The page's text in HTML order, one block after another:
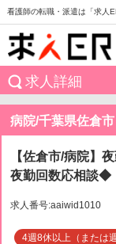
看護師の転職・派遣は「求人
求人詳細
病院/千葉県佐倉市
【佐倉市/病院】
夜勤回数応相談◆
求人番号:aaiwid1010
4週8休以上（または